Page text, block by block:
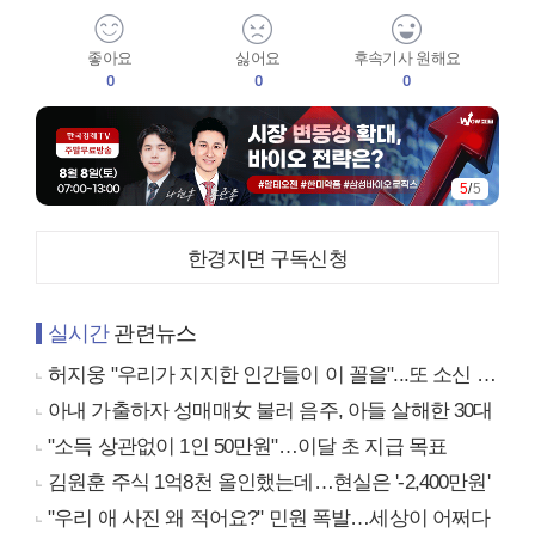
좋아요
0
싫어요
0
후속기사 원해요
0
5/5
한경지면 구독신청
실시간관련뉴스
허지웅 "우리가 지지한 인간들이 이 꼴을"...또 소신 발언
아내 가출하자 성매매女 불러 음주, 아들 살해한 30대
"소득 상관없이 1인 50만원"…이달 초 지급 목표
김원훈 주식 1억8천 올인했는데…현실은 '-2,400만원'
"우리 애 사진 왜 적어요?" 민원 폭발…세상이 어쩌다